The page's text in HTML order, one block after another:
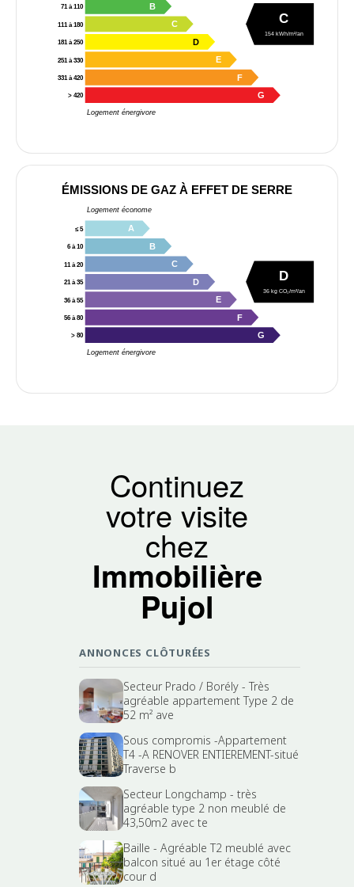
Logement énergivore
71 à 110 B
111 à 180 C
181 à 250 D
251 à 330 E
331 à 420 F
> 420 G
C
154 kWh/m²/an
ÉMISSIONS DE GAZ À EFFET DE SERRE
Logement économe
Logement énergivore
≤ 5 A
6 à 10 B
11 à 20 C
21 à 35 D
36 à 55 E
56 à 80 F
> 80 G
D
36 kg CO₂/m²/an
Continuez
votre visite
chez
Immobilière
Pujol
ANNONCES CLÔTURÉES
Secteur Prado / Borély - Très
agréable appartement Type 2 de
52 m² ave
Sous compromis -Appartement
T4 -A RENOVER ENTIEREMENT-situé
Traverse b
Secteur Longchamp - très
agréable type 2 non meublé de
43,50m2 avec te
Baille - Agréable T2 meublé avec
balcon situé au 1er étage côté
cour d